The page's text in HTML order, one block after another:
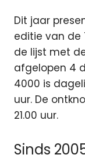
Dit jaar
editie van de
de lijst met
afgelopen 4
4000 is
uur. De
21.00 uur.
Sinds